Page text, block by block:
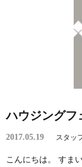
ハウジング
2017.05.19 スタッ
こんにちは。 すま